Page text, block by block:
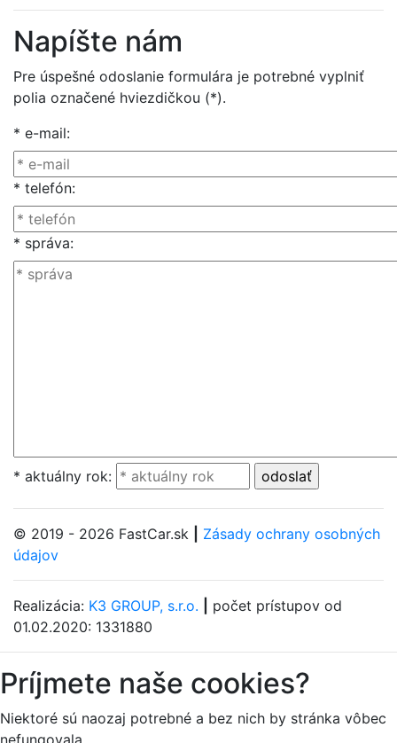
Napíšte nám
Pre úspešné odoslanie formulára je potrebné vyplniť
polia označené hviezdičkou (*).
* e-mail:
* telefón:
* správa:
* aktuálny rok:
© 2019 - 2026 FastCar.sk
Zásady ochrany osobných
údajov
Realizácia: K3 GROUP, s.r.o.
počet prístupov od
01.02.2020: 1331880
Príjmete naše cookies?
Niektoré sú naozaj potrebné a bez nich by stránka vôbec
nefungovala.